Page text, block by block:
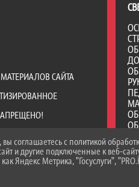
САЙТА
соглашаетесь с политикой
и другие подключенные к веб-
Яндекс Метрика, "Госуслуги",